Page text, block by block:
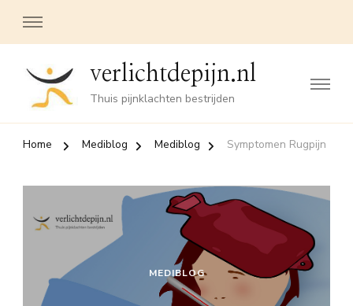
verlichtdepijn.nl
Thuis pijnklachten bestrijden
Home Mediblog Mediblog Symptomen Rugpijn
MEDIBLOG